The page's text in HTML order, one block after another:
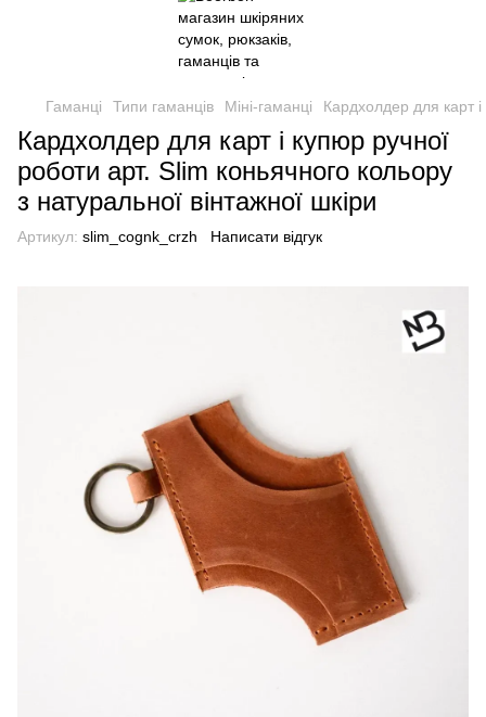
Гаманці Типи гаманців Міні-гаманці Кардхолдер для карт
Кардхолдер для карт і купюр ручної
роботи арт. Slim коньячного кольору
з натуральної вінтажної шкіри
Артикул: slim_cognk_crzh Написати відгук